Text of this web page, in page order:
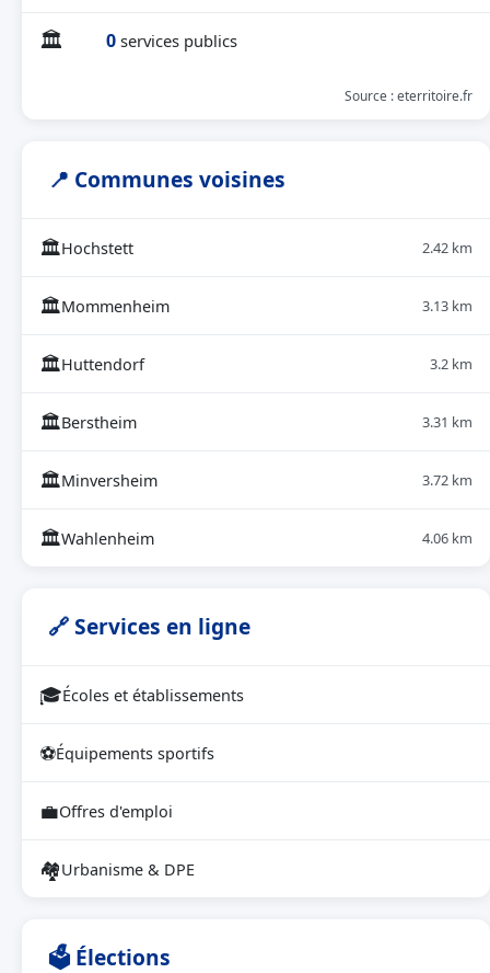
🏛 0 services publics
Source : eterritoire.fr
📍 Communes voisines
🏛Hochstett 2.42 km
🏛Mommenheim 3.13 km
🏛Huttendorf 3.2 km
🏛Berstheim 3.31 km
🏛Minversheim 3.72 km
🏛Wahlenheim 4.06 km
🔗 Services en ligne
🎓Écoles et établissements
⚽Équipements sportifs
💼Offres d'emploi
🏘Urbanisme & DPE
🗳 Élections